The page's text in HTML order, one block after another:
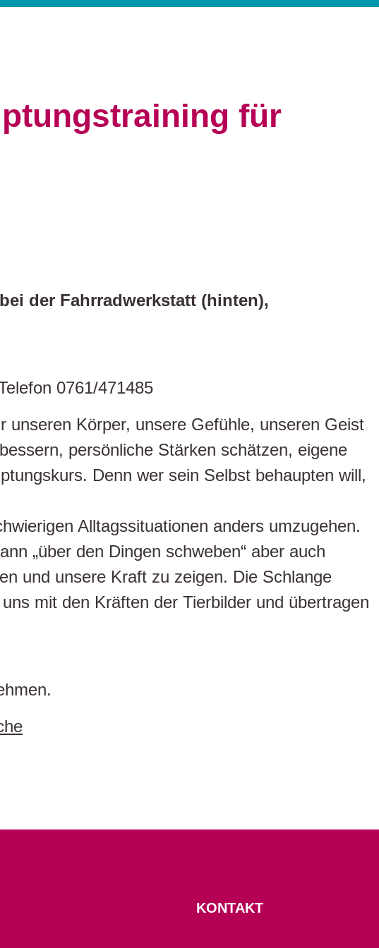
für
der Fahrradwerkstatt (hinten),
0761/471485
Körper, unsere Gefühle, unseren Geist
persönliche Stärken schätzen, eigene
Denn wer sein Selbst behaupten will,
Alltagssituationen anders umzugehen.
„über den Dingen schweben“ aber auch
und unsere Kraft zu zeigen. Die Schlange
mit den Kräften der Tierbilder und übertragen
KONTAKT